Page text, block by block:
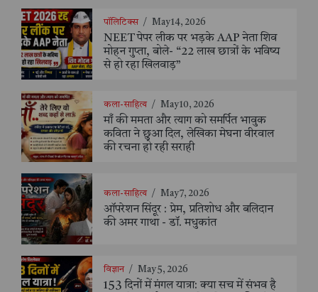
पॉलिटिक्स / May 14, 2026
NEET पेपर लीक पर भड़के AAP नेता शिव
मोहन गुप्ता, बोले- “22 लाख छात्रों के भविष्य
से हो रहा खिलवाड़”
कला-साहित्य / May 10, 2026
माँ की ममता और त्याग को समर्पित भावुक
कविता ने छुआ दिल, लेखिका मेघना वीरवाल
की रचना हो रही सराही
कला-साहित्य / May 7, 2026
ऑपरेशन सिंदूर : प्रेम, प्रतिशोध और बलिदान
की अमर गाथा - डॉ. मधुकांत
विज्ञान / May 5, 2026
153 दिनों में मंगल यात्रा: क्या सच में संभव है